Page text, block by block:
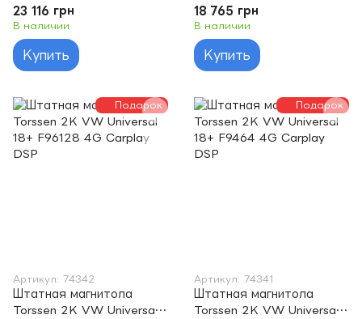
Old B6/B7/T6/Golf/Jetta
F106128 4G Carplay DSP
23 116 грн
В наличии
Купить
Old B6/B7/T6/Golf/Jetta
F10464 4G Carplay DSP
18 765 грн
В наличии
Купить
Подарок
Артикул: 74342
Штатная магнитола
Torssen 2K VW Universal
Подарок
Артикул: 74341
Штатная магнитола
Torssen 2K VW Universal